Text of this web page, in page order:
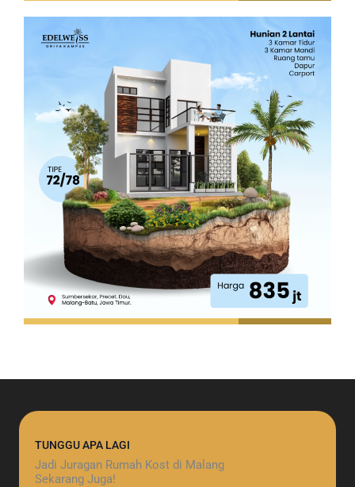
TUNGGU APA LAGI
Jadi Juragan Rumah Kost di Malang
Sekarang Juga!